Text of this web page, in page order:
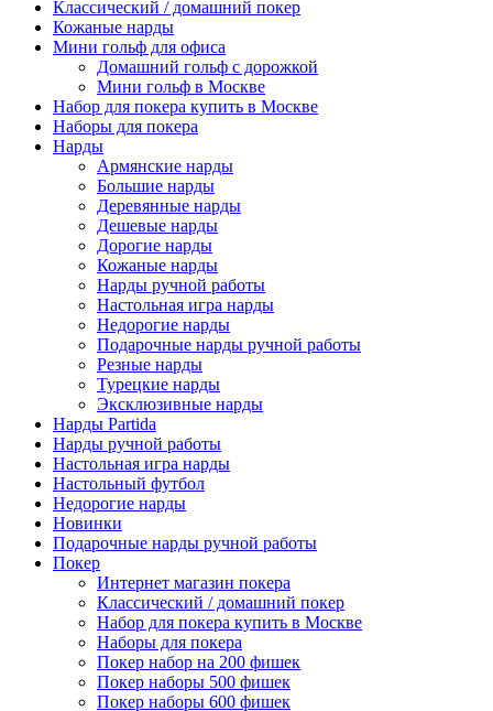
Классический / домашний покер
Кожаные нарды
Мини гольф для офиса
Домашний гольф с дорожкой
Мини гольф в Москве
Набор для покера купить в Москве
Наборы для покера
Нарды
Армянские нарды
Большие нарды
Деревянные нарды
Дешевые нарды
Дорогие нарды
Кожаные нарды
Нарды ручной работы
Настольная игра нарды
Недорогие нарды
Подарочные нарды ручной работы
Резные нарды
Турецкие нарды
Эксклюзивные нарды
Нарды Partida
Нарды ручной работы
Настольная игра нарды
Настольный футбол
Недорогие нарды
Новинки
Подарочные нарды ручной работы
Покер
Интернет магазин покера
Классический / домашний покер
Набор для покера купить в Москве
Наборы для покера
Покер набор на 200 фишек
Покер наборы 500 фишек
Покер наборы 600 фишек